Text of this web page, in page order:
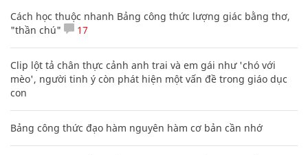
Cách học thuộc nhanh Bảng công thức lượng giác bằng thơ,
"thần chú"
17
Clip lột tả chân thực cảnh anh trai và em gái như 'chó với
mèo', người tinh ý còn phát hiện một vấn đề trong giáo dục
con
Bảng công thức đạo hàm nguyên hàm cơ bản cần nhớ